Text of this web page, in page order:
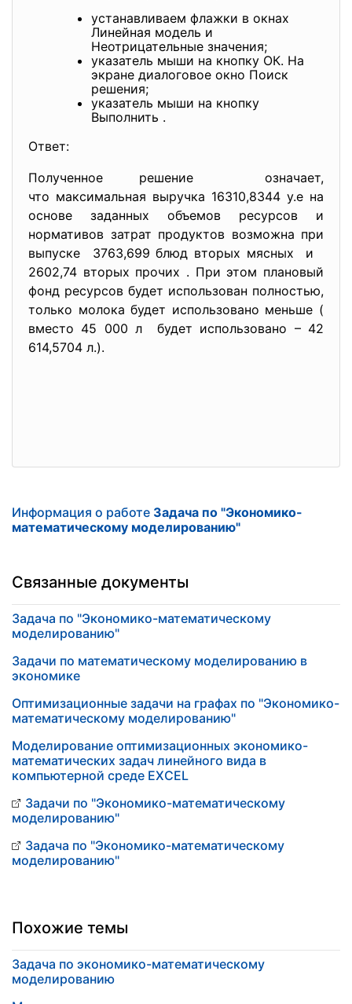
устанавливаем флажки в окнах
Линейная модель и
Неотрицательные значения;
указатель мыши на кнопку ОК. На
экране диалоговое окно Поиск
решения;
указатель мыши на кнопку
Выполнить .
Ответ:
Полученное решение означает,
что максимальная выручка 16310,8344 у.е на
основе заданных объемов ресурсов и
нормативов затрат продуктов возможна при
выпуске 3763,699 блюд вторых мясных и
2602,74 вторых прочих . При этом плановый
фонд ресурсов будет использован полностью,
только молока будет использовано меньше (
вместо 45 000 л будет использовано – 42
614,5704 л.).
Информация о работе Задача по "Экономико-
математическому моделированию"
Связанные документы
Задача по "Экономико-математическому
моделированию"
Задачи по математическому моделированию в
экономике
Оптимизационные задачи на графах по "Экономико-
математическому моделированию"
Моделирование оптимизационных экономико-
математических задач линейного вида в
компьютерной среде EXCEL
Задачи по "Экономико-математическому
моделированию"
Задача по "Экономико-математическому
моделированию"
Похожие темы
Задача по экономико-математическому
моделированию